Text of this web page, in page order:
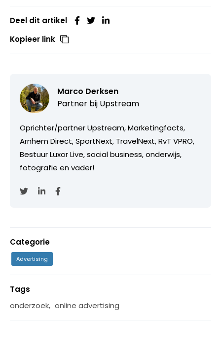
Deel dit artikel
Kopieer link
Marco Derksen
Partner bij Upstream
Oprichter/partner Upstream, Marketingfacts,
Arnhem Direct, SportNext, TravelNext, RvT VPRO,
Bestuur Luxor Live, social business, onderwijs,
fotografie en vader!
Categorie
Advertising
Tags
onderzoek, online advertising